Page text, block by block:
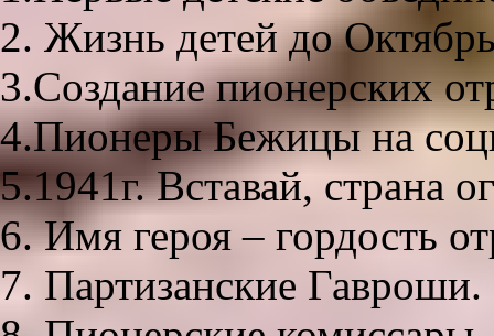
2. Жизнь детей до
3.Создание пионерских
4.Пионеры Бежицы на
5.1941г. Вставай, страна
6. Имя героя – гордость
7. Партизанские Гавроши.